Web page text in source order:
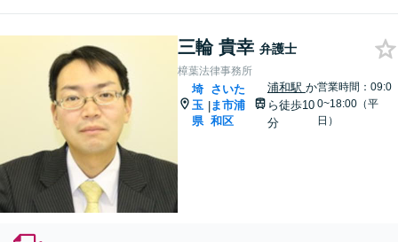
三輪 貴幸 弁護士
樟葉法律事務所
埼
玉
県
|
さいた
ま市浦
和区
浦和駅 か
ら徒歩10
分
営業時間：09:0
0~18:00（平
日）